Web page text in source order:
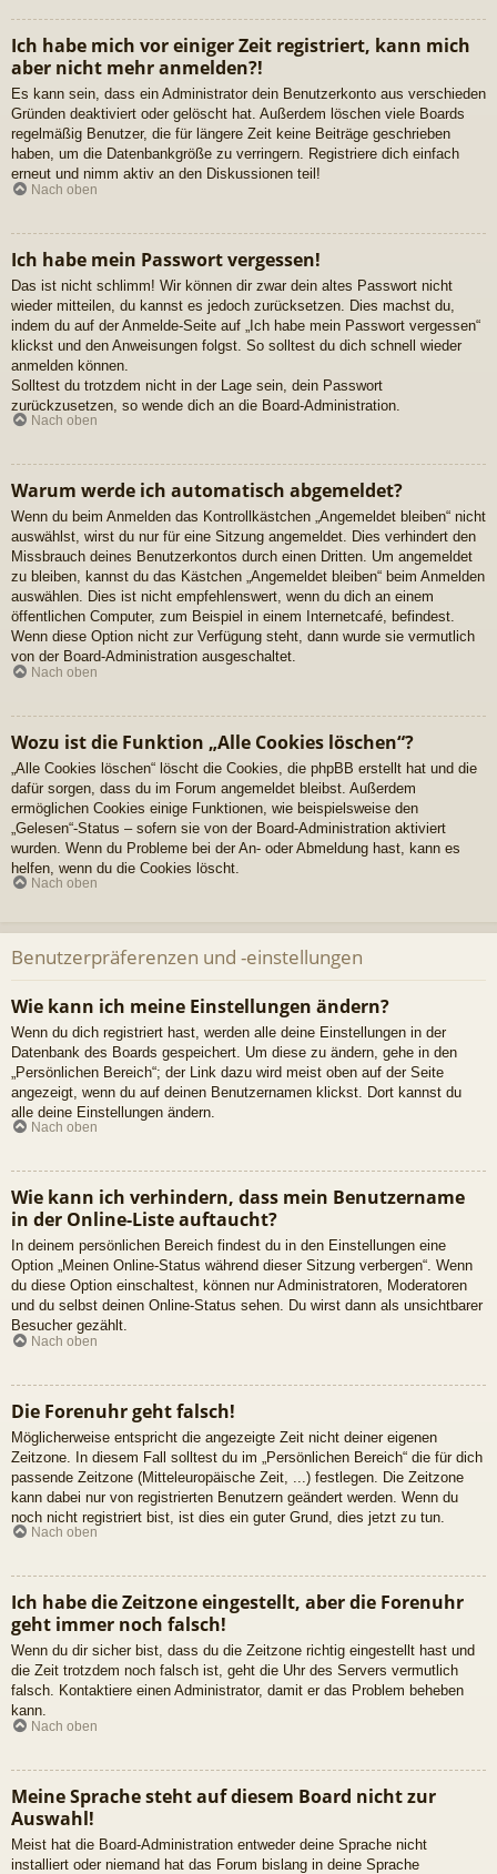
Ich habe mich vor einiger Zeit registriert, kann mich
aber nicht mehr anmelden?!
Es kann sein, dass ein Administrator dein Benutzerkonto aus verschieden
Gründen deaktiviert oder gelöscht hat. Außerdem löschen viele Boards
regelmäßig Benutzer, die für längere Zeit keine Beiträge geschrieben
haben, um die Datenbankgröße zu verringern. Registriere dich einfach
erneut und nimm aktiv an den Diskussionen teil!
Nach oben
Ich habe mein Passwort vergessen!
Das ist nicht schlimm! Wir können dir zwar dein altes Passwort nicht
wieder mitteilen, du kannst es jedoch zurücksetzen. Dies machst du,
indem du auf der Anmelde-Seite auf „Ich habe mein Passwort vergessen“
klickst und den Anweisungen folgst. So solltest du dich schnell wieder
anmelden können.
Solltest du trotzdem nicht in der Lage sein, dein Passwort
zurückzusetzen, so wende dich an die Board-Administration.
Nach oben
Warum werde ich automatisch abgemeldet?
Wenn du beim Anmelden das Kontrollkästchen „Angemeldet bleiben“ nicht
auswählst, wirst du nur für eine Sitzung angemeldet. Dies verhindert den
Missbrauch deines Benutzerkontos durch einen Dritten. Um angemeldet
zu bleiben, kannst du das Kästchen „Angemeldet bleiben“ beim Anmelden
auswählen. Dies ist nicht empfehlenswert, wenn du dich an einem
öffentlichen Computer, zum Beispiel in einem Internetcafé, befindest.
Wenn diese Option nicht zur Verfügung steht, dann wurde sie vermutlich
von der Board-Administration ausgeschaltet.
Nach oben
Wozu ist die Funktion „Alle Cookies löschen“?
„Alle Cookies löschen“ löscht die Cookies, die phpBB erstellt hat und die
dafür sorgen, dass du im Forum angemeldet bleibst. Außerdem
ermöglichen Cookies einige Funktionen, wie beispielsweise den
„Gelesen“-Status – sofern sie von der Board-Administration aktiviert
wurden. Wenn du Probleme bei der An- oder Abmeldung hast, kann es
helfen, wenn du die Cookies löscht.
Nach oben
Benutzerpräferenzen und -einstellungen
Wie kann ich meine Einstellungen ändern?
Wenn du dich registriert hast, werden alle deine Einstellungen in der
Datenbank des Boards gespeichert. Um diese zu ändern, gehe in den
„Persönlichen Bereich“; der Link dazu wird meist oben auf der Seite
angezeigt, wenn du auf deinen Benutzernamen klickst. Dort kannst du
alle deine Einstellungen ändern.
Nach oben
Wie kann ich verhindern, dass mein Benutzername
in der Online-Liste auftaucht?
In deinem persönlichen Bereich findest du in den Einstellungen eine
Option „Meinen Online-Status während dieser Sitzung verbergen“. Wenn
du diese Option einschaltest, können nur Administratoren, Moderatoren
und du selbst deinen Online-Status sehen. Du wirst dann als unsichtbarer
Besucher gezählt.
Nach oben
Die Forenuhr geht falsch!
Möglicherweise entspricht die angezeigte Zeit nicht deiner eigenen
Zeitzone. In diesem Fall solltest du im „Persönlichen Bereich“ die für dich
passende Zeitzone (Mitteleuropäische Zeit, ...) festlegen. Die Zeitzone
kann dabei nur von registrierten Benutzern geändert werden. Wenn du
noch nicht registriert bist, ist dies ein guter Grund, dies jetzt zu tun.
Nach oben
Ich habe die Zeitzone eingestellt, aber die Forenuhr
geht immer noch falsch!
Wenn du dir sicher bist, dass du die Zeitzone richtig eingestellt hast und
die Zeit trotzdem noch falsch ist, geht die Uhr des Servers vermutlich
falsch. Kontaktiere einen Administrator, damit er das Problem beheben
kann.
Nach oben
Meine Sprache steht auf diesem Board nicht zur
Auswahl!
Meist hat die Board-Administration entweder deine Sprache nicht
installiert oder niemand hat das Forum bislang in deine Sprache